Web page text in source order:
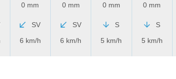
0 mm
SV
6 km/h
0 mm
SV
6 km/h
0 mm
S
5 km/h
0 mm
S
5 km/h